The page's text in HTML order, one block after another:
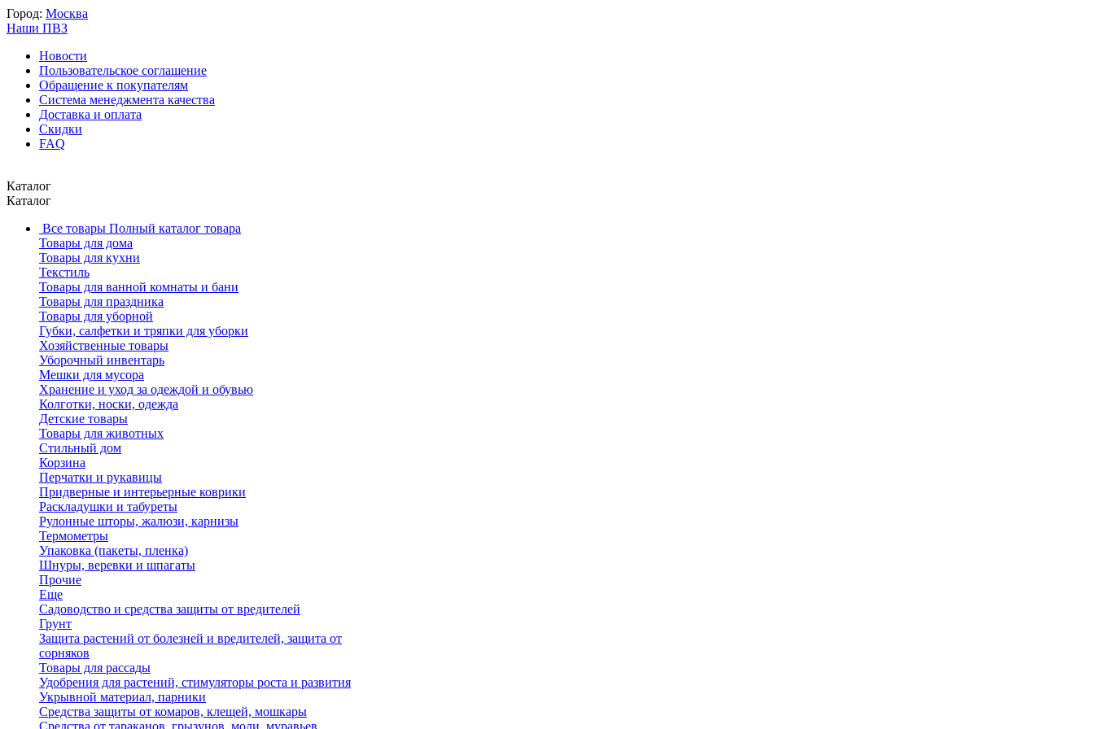
Город: Москва
Наши ПВЗ
Новости
Пользовательское соглашение
Обращение к покупателям
Система менеджмента качества
Доставка и оплата
Скидки
FAQ
Каталог
Каталог
Все товары Полный каталог товара
Товары для дома
Товары для кухни
Текстиль
Товары для ванной комнаты и бани
Товары для праздника
Товары для уборной
Губки, салфетки и тряпки для уборки
Хозяйственные товары
Уборочный инвентарь
Мешки для мусора
Хранение и уход за одеждой и обувью
Колготки, носки, одежда
Детские товары
Товары для животных
Стильный дом
Корзина
Перчатки и рукавицы
Придверные и интерьерные коврики
Раскладушки и табуреты
Рулонные шторы, жалюзи, карнизы
Термометры
Упаковка (пакеты, пленка)
Шнуры, веревки и шпагаты
Прочие
Еще
Садоводство и средства защиты от вредителей
Грунт
Защита растений от болезней и вредителей, защита от
сорняков
Товары для рассады
Удобрения для растений, стимуляторы роста и развития
Укрывной материал, парники
Средства защиты от комаров, клещей, мошкары
Средства от тараканов, грызунов, моли, муравьев